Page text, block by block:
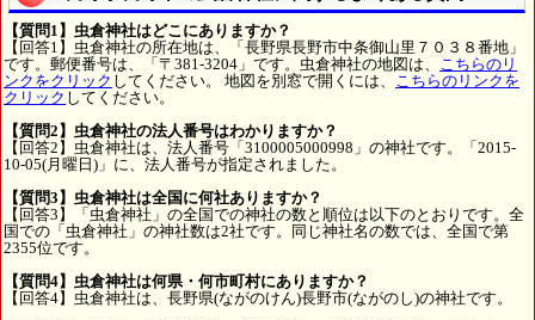
【質問1】虫倉神社はどこにありますか？
【回答1】虫倉神社の所在地は、「長野県長野市中条御山里７０３８番地」
です。郵便番号は、「〒381-3204」です。虫倉神社の地図は、
こちらのリ
ンクをクリック してください。 地図を別窓で開くには、
こちらのリンクを
クリック してください。
【質問2】虫倉神社の法人番号はわかりますか？
【回答2】虫倉神社は、法人番号「3100005000998」の神社です。「2015-
10-05(月曜日)」に、法人番号が指定されました。
【質問3】虫倉神社は全国に何社ありますか？
【回答3】「虫倉神社」の全国での神社の数と順位は以下のとおりです。全
国での「虫倉神社」の神社数は2社です。同じ神社名の数では、全国で第
2355位です。
【質問4】虫倉神社は何県・何市町村にありますか？
【回答4】虫倉神社は、長野県(ながのけん)長野市(ながのし)の神社です。